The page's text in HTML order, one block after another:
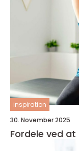
inspiration
30. November 2025
Fordele ved